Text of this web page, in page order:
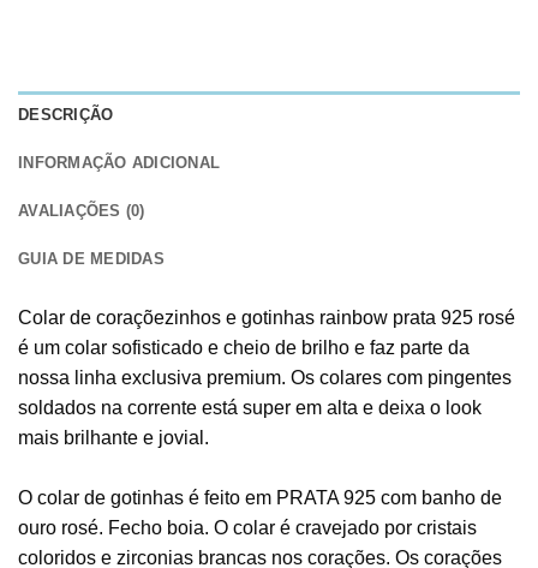
DESCRIÇÃO
INFORMAÇÃO ADICIONAL
AVALIAÇÕES (0)
GUIA DE MEDIDAS
Colar de coraçõezinhos e gotinhas rainbow prata 925 rosé
é um colar sofisticado e cheio de brilho e faz parte da
nossa linha exclusiva premium. Os colares com pingentes
soldados na corrente está super em alta e deixa o look
mais brilhante e jovial.
O colar de gotinhas é feito em PRATA 925 com banho de
ouro rosé. Fecho boia. O colar é cravejado por cristais
coloridos e zirconias brancas nos corações. Os corações